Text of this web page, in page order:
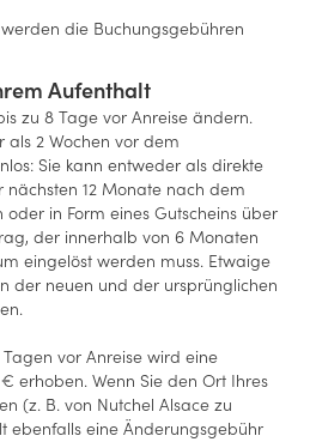
die Buchungsgebühren
Aufenthalt
zu 8 Tage vor Anreise ändern.
als 2 Wochen vor dem
Sie kann entweder als direkte
12 Monate nach dem
in Form eines Gutscheins über
der innerhalb von 6 Monaten
eingelöst werden muss. Etwaige
der neuen und der ursprünglichen
vor Anreise wird eine
erhoben. Wenn Sie den Ort Ihres
(z. B. von Nutchel Alsace zu
ebenfalls eine Änderungsgebühr